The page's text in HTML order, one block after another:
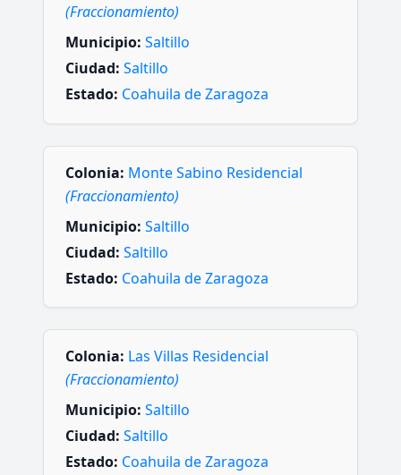
(Fraccionamiento)
Municipio: Saltillo
Ciudad: Saltillo
Estado: Coahuila de Zaragoza
Colonia: Monte Sabino Residencial
(Fraccionamiento)
Municipio: Saltillo
Ciudad: Saltillo
Estado: Coahuila de Zaragoza
Colonia: Las Villas Residencial
(Fraccionamiento)
Municipio: Saltillo
Ciudad: Saltillo
Estado: Coahuila de Zaragoza